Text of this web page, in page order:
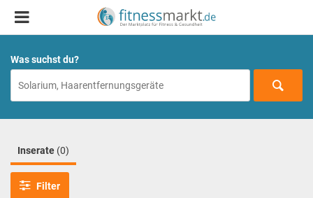
Was suchst du?
Inserate (0)
Filter